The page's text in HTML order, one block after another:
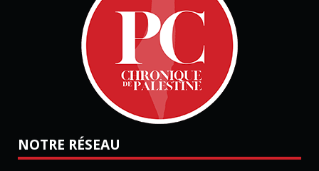
NOTRE RÉSEAU